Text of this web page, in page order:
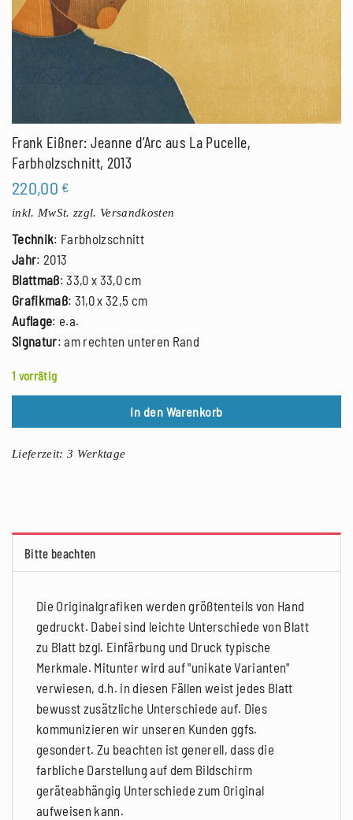
Frank Eißner: Jeanne d’Arc aus La Pucelle,
Farbholzschnitt, 2013
220,00 €
inkl. MwSt. zzgl. Versandkosten
Technik: Farbholzschnitt
Jahr: 2013
Blattmaß: 33,0 x 33,0 cm
Grafikmaß: 31,0 x 32,5 cm
Auflage: e.a.
Signatur: am rechten unteren Rand
1 vorrätig
In den Warenkorb
Lieferzeit:3 Werktage
Bitte beachten
Die Originalgrafiken werden größtenteils von Hand
gedruckt. Dabei sind leichte Unterschiede von Blatt
zu Blatt bzgl. Einfärbung und Druck typische
Merkmale. Mitunter wird auf "unikate Varianten"
verwiesen, d.h. in diesen Fällen weist jedes Blatt
bewusst zusätzliche Unterschiede auf. Dies
kommunizieren wir unseren Kunden ggfs.
gesondert. Zu beachten ist generell, dass die
farbliche Darstellung auf dem Bildschirm
geräteabhängig Unterschiede zum Original
aufweisen kann.